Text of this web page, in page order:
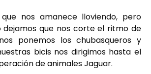
nos amanece lloviendo, pero
dejamos que nos corte el ritmo de
ponemos los chubasqueros y
bicis nos dirigimos hasta el
de animales Jaguar.